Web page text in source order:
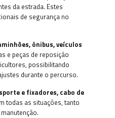
da estrada. Estes
de segurança no
ônibus, veículos
e peças de reposição
possibilitando
durante o percurso.
e fixadores, cabo de
todas as situações, tanto